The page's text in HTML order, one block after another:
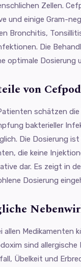
Zellen.
und einige Gram-
Bronchitis,
Die
optimale Dosierung
von
schätzen
bakterieller
Die Dosierung
die keine
dar. Es zeigt in
Dosierung
allen Medikamenten
sind allergische
Übelkeit und